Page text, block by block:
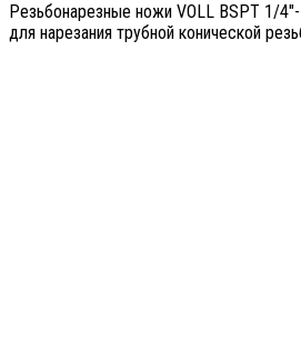
Резьбонарезные ножи VOLL BSPT 1/
для нарезания трубной конической